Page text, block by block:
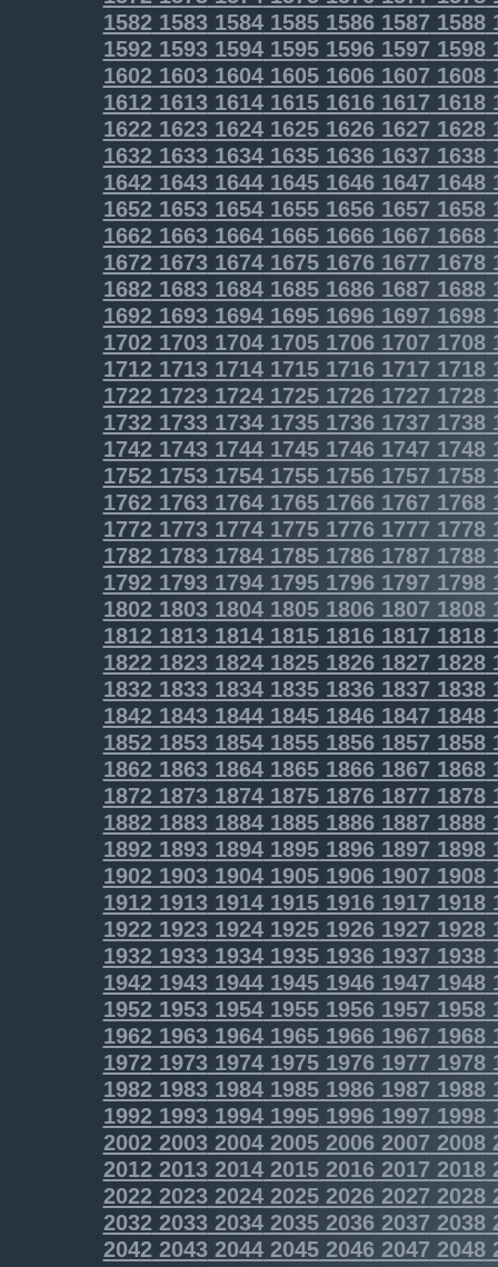
1582158315841585158615871588
1592159315941595159615971598
1602160316041605160616071608
1612161316141615161616171618
1622162316241625162616271628
1632163316341635163616371638
1642164316441645164616471648
1652165316541655165616571658
1662166316641665166616671668
167216731674167516761677 1678
168216831684168516861687 1688
169216931694169516961697 1698
170217031704170517061707 1708
171217131714171517161717 1718
172217231724172517261727 1728
173217331734173517361737 1738
174217431744174517461747 1748
175217531754175517561757 1758
176217631764176517661767 1768
177217731774177517761777 1778
178217831784178517861787 1788
179217931794179517961797 1798
180218031804180518061807 1808
1812181318141815181618171818
1822182318241825182618271828
1832183318341835183618371838
1842184318441845184618471848
1852185318541855185618571858
1862186318641865186618671868
1872187318741875187618771878
1882188318841885188618871888
1892189318941895189618971898
1902190319041905190619071908
1912191319141915191619171918
1922192319241925192619271928
1932193319341935193619371938
1942194319441945194619471948
195219531954195519561957 1958
196219631964196519661967 1968
197219731974197519761977 1978
198219831984198519861987 1988
199219931994199519961997 1998
200220032004200520062007 2008
201220132014201520162017 2018
202220232024202520262027 2028
203220332034203520362037 2038
204220432044204520462047 2048